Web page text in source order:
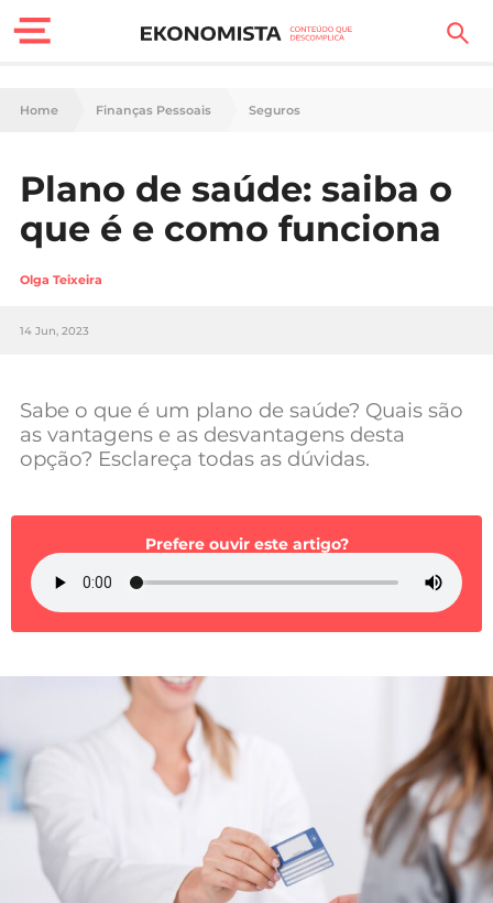
Finanças Pessoais
Carreira
Casa
Tecnologia
Negócios
Mundial 2026
Home Finanças Pessoais Seguros
Plano de saúde: saiba o
que é e como funciona
Olga Teixeira
14 Jun, 2023
Sabe o que é um plano de saúde? Quais são
as vantagens e as desvantagens desta
opção? Esclareça todas as dúvidas.
Prefere ouvir este artigo?